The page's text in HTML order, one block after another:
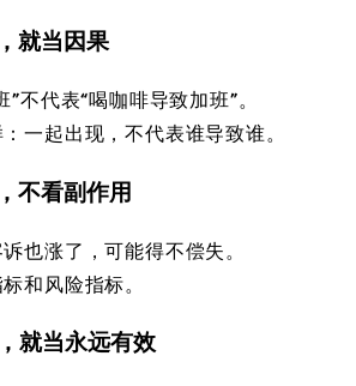
就当因果
不代表“喝咖啡导致加班”。
一起出现，不代表谁导致谁。
不看副作用
也涨了，可能得不偿失。
和风险指标。
就当永远有效